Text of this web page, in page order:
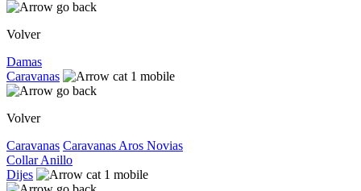
Volver
Damas
Caravanas
Volver
Caravanas Caravanas Aros Novias
CollarAnillo
Dijes